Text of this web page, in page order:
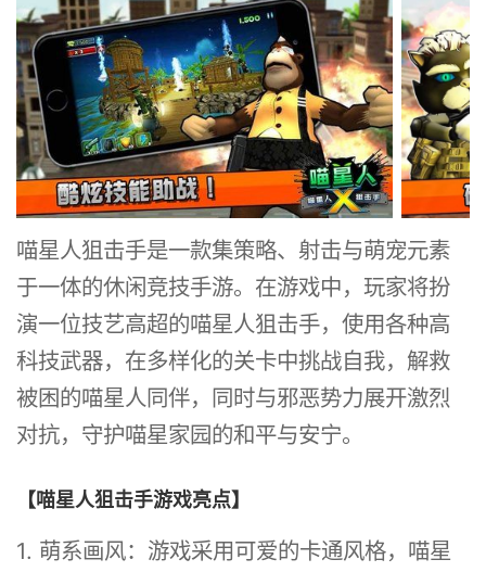
喵星人狙击手是一款集策略、射击与萌宠元素
于一体的休闲竞技手游。在游戏中，玩家将扮
演一位技艺高超的喵星人狙击手，使用各种高
科技武器，在多样化的关卡中挑战自我，解救
被困的喵星人同伴，同时与邪恶势力展开激烈
对抗，守护喵星家园的和平与安宁。
【喵星人狙击手游戏亮点】
1. 萌系画风：游戏采用可爱的卡通风格，喵星